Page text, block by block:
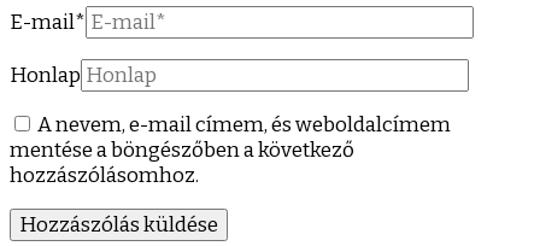
E-mail*
Honlap
A nevem, e-mail címem, és weboldalcímem
mentése a böngészőben a következő
hozzászólásomhoz.